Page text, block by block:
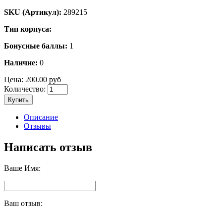
SKU (Артикул): 289215
Тип корпуса:
Бонусные баллы: 1
Наличие: 0
Цена: 200.00 руб
Количество:
Купить
Описание
Отзывы
Написать отзыв
Ваше Имя:
Ваш отзыв: